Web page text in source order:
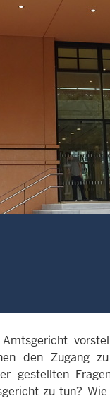
den Zugang
gestellten
zu tun?